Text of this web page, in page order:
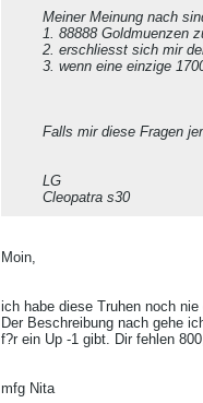
Meiner Meinung nach
1. 88888 Goldmuenzen
2. erschliesst sich mir
3. wenn eine einzige
Falls mir diese Fragen
LG
Cleopatra s30
Moin,
ich habe diese Truhen noch
Der Beschreibung nach gehe
f?r ein Up -1 gibt. Dir fehlen
mfg Nita